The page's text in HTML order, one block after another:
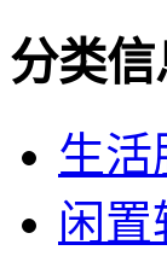
分类信
生活
闲置